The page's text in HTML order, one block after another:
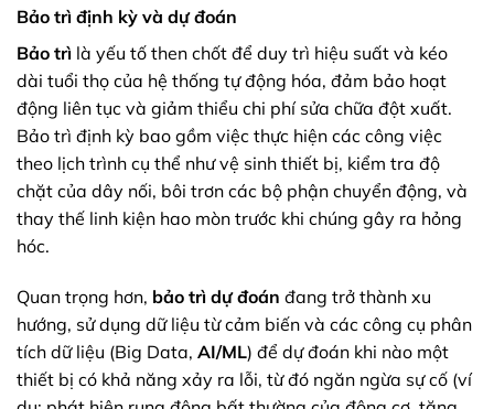
Bảo trì định kỳ và dự đoán
Bảo trì là yếu tố then chốt để duy trì hiệu suất và kéo
dài tuổi thọ của hệ thống tự động hóa, đảm bảo hoạt
động liên tục và giảm thiểu chi phí sửa chữa đột xuất.
Bảo trì định kỳ bao gồm việc thực hiện các công việc
theo lịch trình cụ thể như vệ sinh thiết bị, kiểm tra độ
chặt của dây nối, bôi trơn các bộ phận chuyển động, và
thay thế linh kiện hao mòn trước khi chúng gây ra hỏng
hóc.
Quan trọng hơn, bảo trì dự đoán đang trở thành xu
hướng, sử dụng dữ liệu từ cảm biến và các công cụ phân
tích dữ liệu (Big Data, AI/ML) để dự đoán khi nào một
thiết bị có khả năng xảy ra lỗi, từ đó ngăn ngừa sự cố (ví